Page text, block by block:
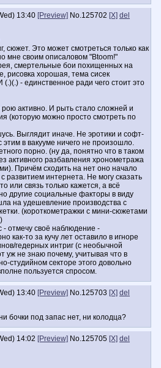
13:40 [Preview] No.125702 [X] del
сюжет. Это может смотреться только как
мне своим описаловом "Btoom!"
смертельные бои похищенных на
рисовка хорошая, тема сисек
- единственное ради чего стоит это
рою активно. И рыть стало сложней и
(которую можно просто смотреть по
Выглядит иначе. Не эротики и софт-
этим в вакууме ничего не произошло.
порно. (ну да, понятно что в таком
активного разбавления хронометража
Причём сходить на нет оно начало
развитием интернета. Не могу сказать
или связь только кажется, а всё
другие социальные факторы в виду
на удешевление производства с
(короткометражки с мини-сюжетами
- отмечу своё наблюдение -
как-то за кучу лет оставило в игноре
гедерных интриг (с необычной
уж не знаю почему, учитывая что в
студийном секторе этого довольно
пользуется спросом.
13:40 [Preview] No.125703 [X] del
бочки под запас нет, ни колодца?
14:02 [Preview] No.125705 [X] del